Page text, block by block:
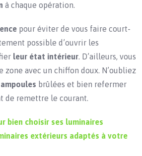
à chaque opération.
pour éviter de vous faire court-
possible d’ouvrir les
leur état intérieur. D’ailleurs, vous
avec un chiffon doux. N’oubliez
brûlées et bien refermer
de remettre le courant.
bien choisir ses luminaires
extérieurs adaptés à votre